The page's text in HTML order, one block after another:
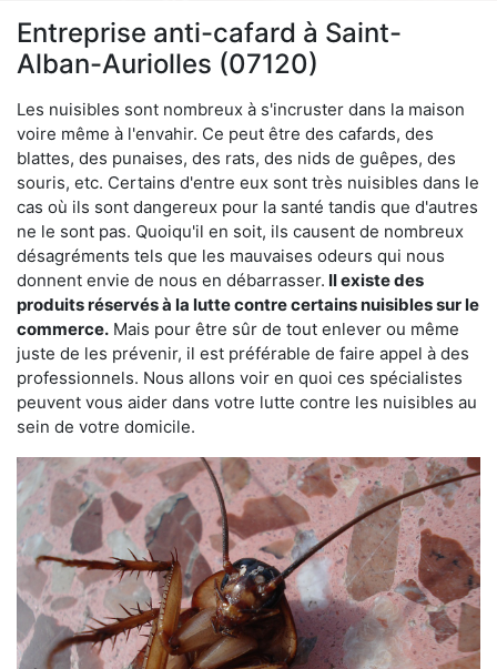
Entreprise anti-cafard à Saint-
Alban-Auriolles (07120)
Les nuisibles sont nombreux à s'incruster dans la maison
voire même à l'envahir. Ce peut être des cafards, des
blattes, des punaises, des rats, des nids de guêpes, des
souris, etc. Certains d'entre eux sont très nuisibles dans le
cas où ils sont dangereux pour la santé tandis que d'autres
ne le sont pas. Quoiqu'il en soit, ils causent de nombreux
désagréments tels que les mauvaises odeurs qui nous
donnent envie de nous en débarrasser. Il existe des
produits réservés à la lutte contre certains nuisibles sur le
commerce. Mais pour être sûr de tout enlever ou même
juste de les prévenir, il est préférable de faire appel à des
professionnels. Nous allons voir en quoi ces spécialistes
peuvent vous aider dans votre lutte contre les nuisibles au
sein de votre domicile.